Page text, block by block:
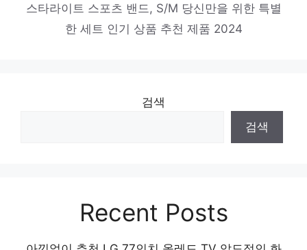
제품 2024
스타라이트 스포츠 밴드, S/M 당신만을 위한 특별
한 세트 인기 상품 추천 제품 2024
검색
검색
Recent Posts